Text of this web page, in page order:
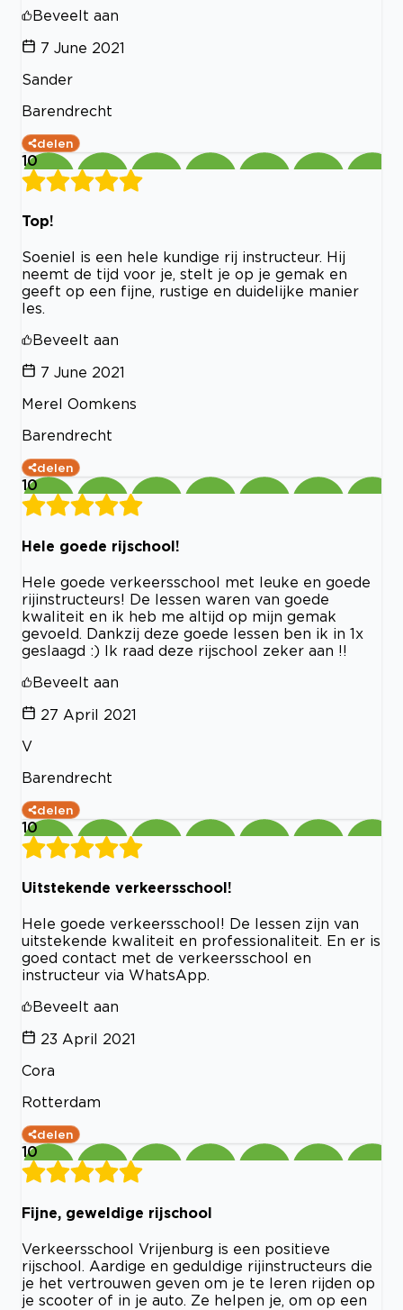
Beveelt aan
7 June 2021
Sander
Barendrecht
delen
10
Top!
Soeniel is een hele kundige rij instructeur. Hij
neemt de tijd voor je, stelt je op je gemak en
geeft op een fijne, rustige en duidelijke manier
les.
Beveelt aan
7 June 2021
Merel Oomkens
Barendrecht
delen
10
Hele goede rijschool!
Hele goede verkeersschool met leuke en goede
rijinstructeurs! De lessen waren van goede
kwaliteit en ik heb me altijd op mijn gemak
gevoeld. Dankzij deze goede lessen ben ik in 1x
geslaagd :) Ik raad deze rijschool zeker aan !!
Beveelt aan
27 April 2021
V
Barendrecht
delen
10
Uitstekende verkeersschool!
Hele goede verkeersschool! De lessen zijn van
uitstekende kwaliteit en professionaliteit. En er is
goed contact met de verkeersschool en
instructeur via WhatsApp.
Beveelt aan
23 April 2021
Cora
Rotterdam
delen
10
Fijne, geweldige rijschool
Verkeersschool Vrijenburg is een positieve
rijschool. Aardige en geduldige rijinstructeurs die
je het vertrouwen geven om je te leren rijden op
je scooter of in je auto. Ze helpen je, om op een